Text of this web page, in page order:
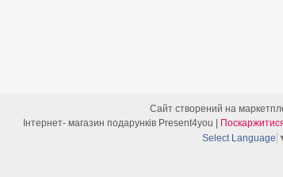
Сайт створений на
Select Language